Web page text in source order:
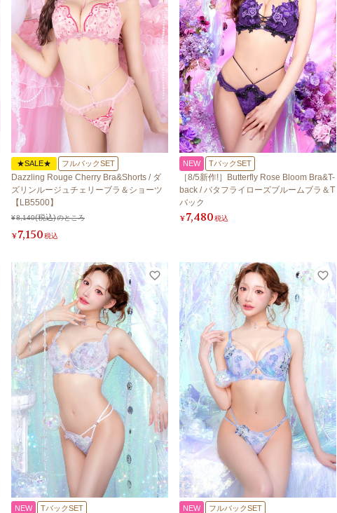
★SALE★ フルバックSET
Dazzling Rouge Cherry Bra&Shorts / ダ
ズリンルージュチェリーブラ＆ショーツ
【LB5500】
¥8,140 のところ
¥7,150税込
NEW TバックSET
［8/5新作!］Butterfly Rose Bloom Bra&T-
back / バタフライローズブルームブラ＆T
バック
¥7,480税込
NEW TバックSET NEW フルバックSET